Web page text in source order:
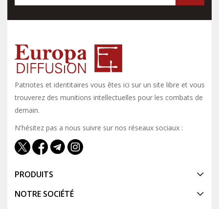
Patriotes et identitaires vous êtes ici sur un site libre et vous y
trouverez des munitions intellectuelles pour les combats de
demain.
N'hésitez pas a nous suivre sur nos réseaux sociaux :
PRODUITS
NOTRE SOCIÉTÉ